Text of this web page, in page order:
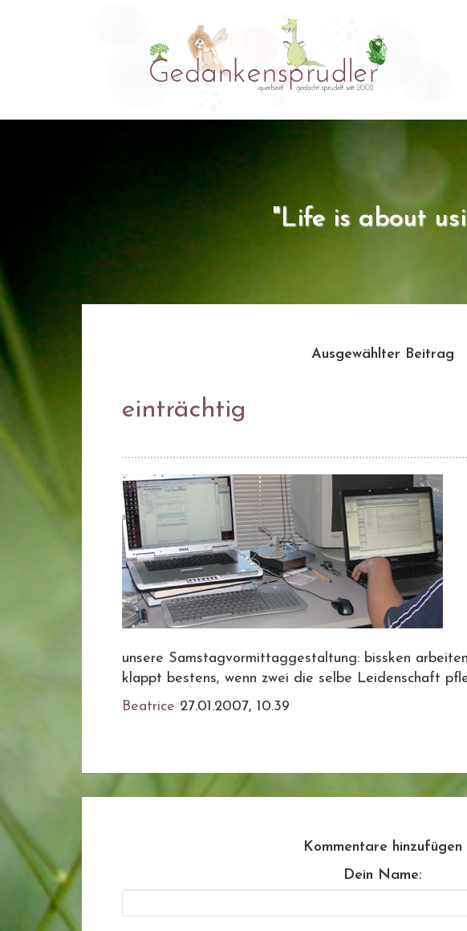
"Life is about
Ausgewählter Beitrag
einträchtig
unsere Samstagvormittaggestaltung: bissken arbeiten
klappt bestens, wenn zwei die selbe Leidenschaft
Beatrice 27.01.2007, 10.39
Kommentare hinzufügen
Dein Name: